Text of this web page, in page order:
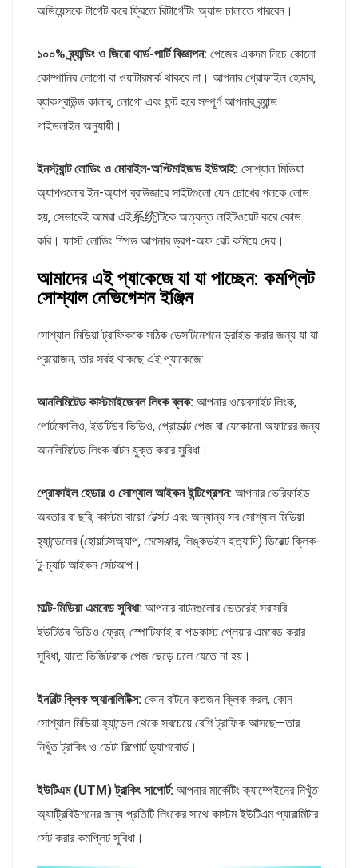
অডিয়েন্সকে টার্গেট করে ফ্রিতে রিটার্গেটিং অ্যাড চালাতে পারবেন।
১০০% ব্র্যান্ডিং ও জিরো থার্ড-পার্টি বিজ্ঞাপন: পেজের একদম নিচে কোনো
কোম্পানির লোগো বা ওয়াটারমার্ক থাকবে না। আপনার প্রোফাইল হেডার,
ব্যাকগ্রাউন্ড কালার, লোগো এবং ফন্ট হবে সম্পূর্ণ আপনার ব্র্যান্ড
গাইডলাইন অনুযায়ী।
ইনস্ট্যান্ট লোডিং ও মোবাইল-অপ্টিমাইজড ইউআই: সোশ্যাল মিডিয়া
অ্যাপগুলোর ইন-অ্যাপ ব্রাউজারে সাইটগুলো যেন চোখের পলকে লোড
হয়, সেভাবেই আমরা এই系统টিকে অত্যন্ত লাইটওয়েট করে কোড
করি। ফাস্ট লোডিং স্পিড আপনার ড্রপ-অফ রেট কমিয়ে দেয়।
আমাদের এই প্যাকেজে যা যা পাচ্ছেন: কমপ্লিট
সোশ্যাল নেভিগেশন ইঞ্জিন
সোশ্যাল মিডিয়া ট্রাফিককে সঠিক ডেসটিনেশনে ড্রাইভ করার জন্য যা যা
প্রয়োজন, তার সবই থাকছে এই প্যাকেজে:
আনলিমিটেড কাস্টমাইজেবল লিংক ব্লক: আপনার ওয়েবসাইট লিংক,
পোর্টফোলিও, ইউটিউব ভিডিও, প্রোডাক্ট পেজ বা যেকোনো অফারের জন্য
আনলিমিটেড লিংক বাটন যুক্ত করার সুবিধা।
প্রোফাইল হেডার ও সোশ্যাল আইকন ইন্টিগ্রেশন: আপনার ভেরিফাইড
অবতার বা ছবি, কাস্টম বায়ো টেক্সট এবং অন্যান্য সব সোশ্যাল মিডিয়া
হ্যান্ডেলের (হোয়াটসঅ্যাপ, মেসেঞ্জার, লিঙ্কডইন ইত্যাদি) ডিরেক্ট ক্লিক-
টু-চ্যাট আইকন সেটআপ।
মাল্টি-মিডিয়া এমবেড সুবিধা: আপনার বাটনগুলোর ভেতরেই সরাসরি
ইউটিউব ভিডিও ফ্রেম, স্পোটিফাই বা পডকাস্ট প্লেয়ার এমবেড করার
সুবিধা, যাতে ভিজিটরকে পেজ ছেড়ে চলে যেতে না হয়।
ইনবিল্ট ক্লিক অ্যানালিটিক্স: কোন বাটনে কতজন ক্লিক করল, কোন
সোশ্যাল মিডিয়া হ্যান্ডেল থেকে সবচেয়ে বেশি ট্রাফিক আসছে—তার
নিখুঁত ট্রাকিং ও ডেটা রিপোর্ট ড্যাশবোর্ড।
ইউটিএম (UTM) ট্রাকিং সাপোর্ট: আপনার মার্কেটিং ক্যাম্পেইনের নিখুঁত
অ্যাট্রিবিউশনের জন্য প্রতিটি লিংকের সাথে কাস্টম ইউটিএম প্যারামিটার
সেট করার কমপ্লিট সুবিধা।